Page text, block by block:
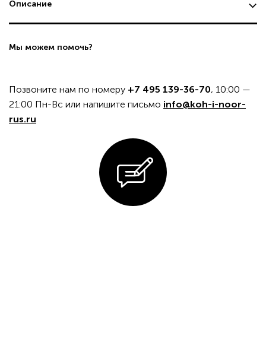
Описание
Мы можем помочь?
Позвоните нам по номеру +7 495 139-36-70, 10:00 —
21:00 Пн-Вс или напишите письмо info@koh-i-noor-
rus.ru